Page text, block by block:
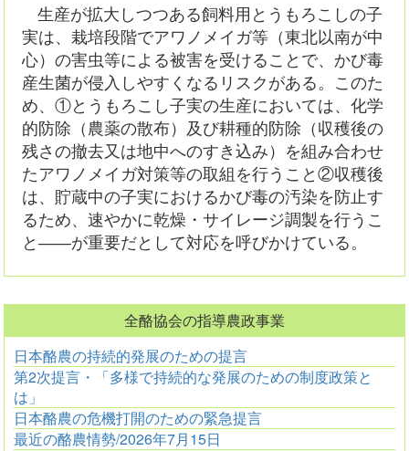
生産が拡大しつつある飼料用とうもろこしの子
実は、栽培段階でアワノメイガ等（東北以南が中
心）の害虫等による被害を受けることで、かび毒
産生菌が侵入しやすくなるリスクがある。このた
め、①とうもろこし子実の生産においては、化学
的防除（農薬の散布）及び耕種的防除（収穫後の
残さの撤去又は地中へのすき込み）を組み合わせ
たアワノメイガ対策等の取組を行うこと②収穫後
は、貯蔵中の子実におけるかび毒の汚染を防止す
るため、速やかに乾燥・サイレージ調製を行うこ
と――が重要だとして対応を呼びかけている。
全酪協会の指導農政事業
日本酪農の持続的発展のための提言
第2次提言・「多様で持続的な発展のための制度政策と
は」
日本酪農の危機打開のための緊急提言
最近の酪農情勢/2026年7月15日